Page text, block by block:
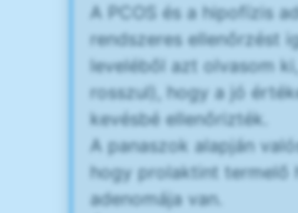
A PCOS és a hipofízis
rendszeres ellenőrzést
leveléből azt olvasom
rosszul), hogy a jó
kevésbé ellenőrizték.
A panaszok alapján
hogy prolaktint termelő
adenomája van.